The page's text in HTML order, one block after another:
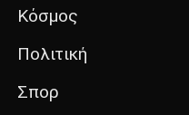
Κόσμος
Πολιτική
Σπορ